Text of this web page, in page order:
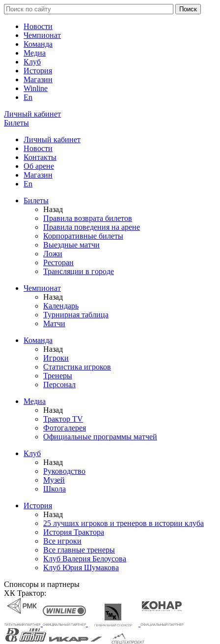
Новости
Чемпионат
Команда
Медиа
Клуб
История
Магазин
Winline
En
Личный кабинет
Билеты
Личный кабинет
Новости
Контакты
Об арене
Магазин
En
Билеты
Назад
Правила возврата билетов
Правила поведения на арене
Корпоративные билеты
Выездные матчи
Ложи
Ресторан
Трансляции в городе
Чемпионат
Назад
Календарь
Турнирная таблица
Матчи
Команда
Назад
Игроки
Статистика игроков
Тренеры
Персонал
Медиа
Назад
Трактор TV
Фотогалерея
Официальные программы матчей
Клуб
Назад
Руководство
Музей
Школа
История
Назад
25 лучших игроков и тренеров в истории клуба
История Трактора
Все игроки
Все главные тренеры
Клуб Валерия Белоусова
Клуб Юрия Шумакова
Спонсоры и партнеры
ХК Трактор: